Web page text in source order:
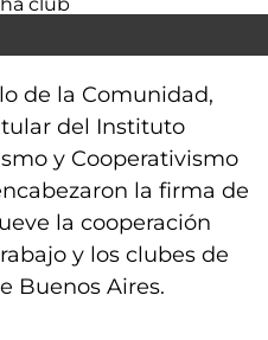
de la Comunidad,
del Instituto
y Cooperativismo
la firma de
la cooperación
y los clubes de
Buenos Aires.